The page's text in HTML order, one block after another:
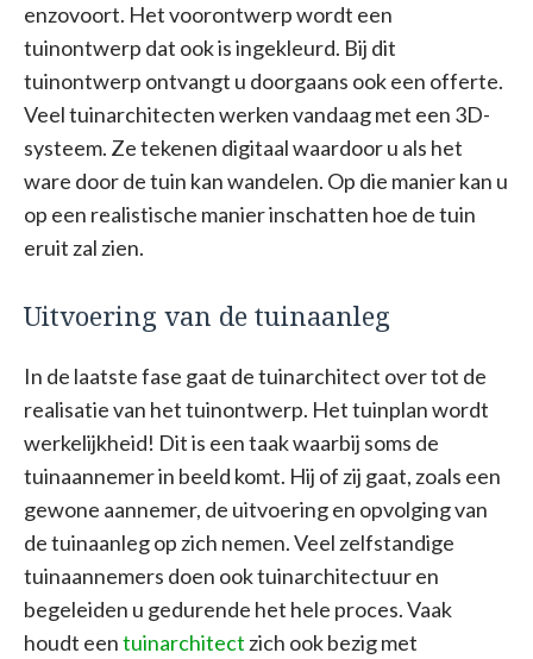
enzovoort. Het voorontwerp wordt een
tuinontwerp dat ook is ingekleurd. Bij dit
tuinontwerp ontvangt u doorgaans ook een offerte.
Veel tuinarchitecten werken vandaag met een 3D-
systeem. Ze tekenen digitaal waardoor u als het
ware door de tuin kan wandelen. Op die manier kan u
op een realistische manier inschatten hoe de tuin
eruit zal zien.
Uitvoering van de tuinaanleg
In de laatste fase gaat de tuinarchitect over tot de
realisatie van het tuinontwerp. Het tuinplan wordt
werkelijkheid! Dit is een taak waarbij soms de
tuinaannemer in beeld komt. Hij of zij gaat, zoals een
gewone aannemer, de uitvoering en opvolging van
de tuinaanleg op zich nemen. Veel zelfstandige
tuinaannemers doen ook tuinarchitectuur en
begeleiden u gedurende het hele proces. Vaak
houdt eentuinarchitect zich ook bezig met